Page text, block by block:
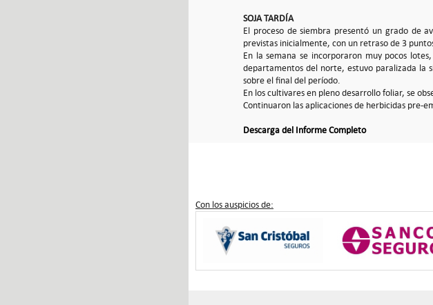
SOJA TARDÍA
El proceso de siembra presentó un grado de
previstas inicialmente, con un retraso de 3
En la semana se incorporaron muy pocos
departamentos del norte, estuvo paralizada la
sobre el final del período.
En los cultivares en pleno desarrollo foliar, se
Continuaron las aplicaciones de herbicidas pre-
Descarga del Informe Completo
Con los auspicios de: